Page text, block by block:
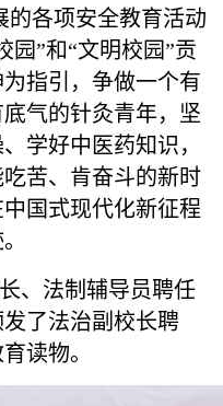
的各项安全教育活动
园”和“文明校园”贡
指引，争做一个有
气的针灸青年，坚
学好中医药知识，
苦、肯奋斗的新时
国式现代化新征程
、法制辅导员聘任
了法治副校长聘
读物。